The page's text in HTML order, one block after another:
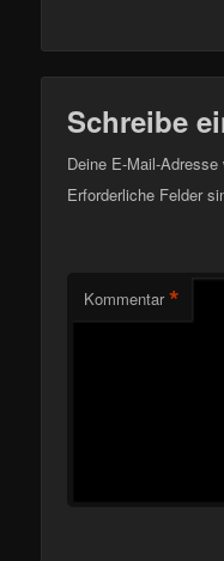
Schreibe
Deine E-Mail-
Erforderliche Felder
Kommentar *